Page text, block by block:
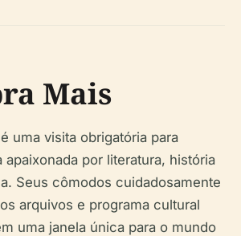
Mais
uma visita obrigatória para
apaixonada por literatura, história
Seus cômodos cuidadosamente
arquivos e programa cultural
uma janela única para o mundo